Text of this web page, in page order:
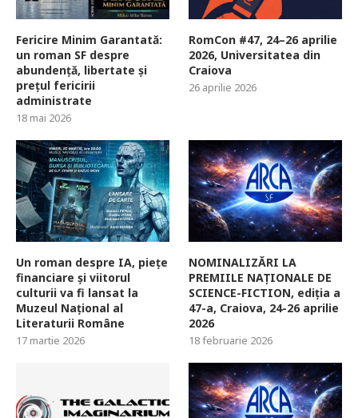
Fericire Minim Garantată:
un roman SF despre
abundență, libertate și
prețul fericirii
administrate
18 mai 2026
RomCon #47, 24–26 aprilie
2026, Universitatea din
Craiova
26 aprilie 2026
Un roman despre IA, piețe
financiare și viitorul
culturii va fi lansat la
Muzeul Național al
Literaturii Române
17 martie 2026
NOMINALIZĂRI LA
PREMIILE NAȚIONALE DE
SCIENCE-FICTION, ediția a
47-a, Craiova, 24-26 aprilie
2026
18 februarie 2026